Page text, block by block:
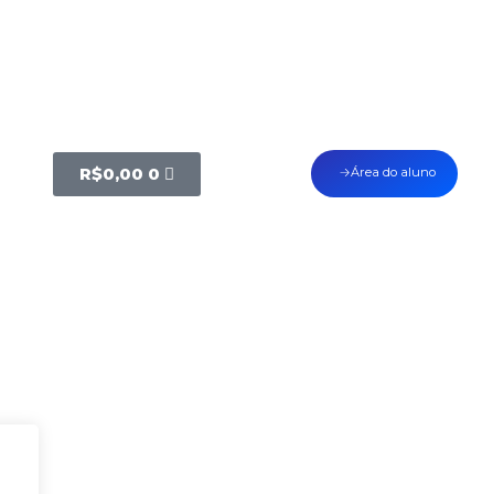
R$0,00 0 Área do aluno